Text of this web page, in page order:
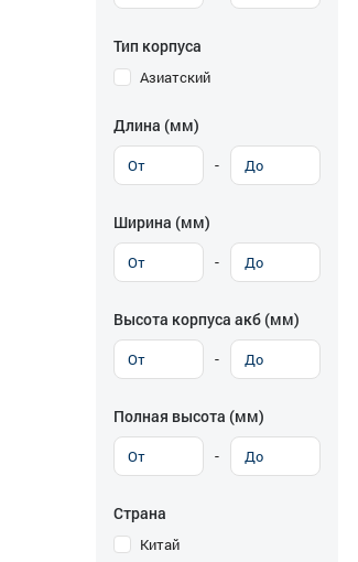
Тип корпуса
Азиатский
Длина (мм)
-
Ширина (мм)
-
Высота корпуса акб (мм)
-
Полная высота (мм)
-
Страна
Китай